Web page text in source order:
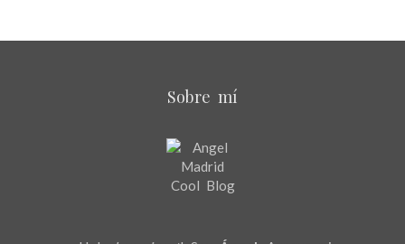
Sobre mí